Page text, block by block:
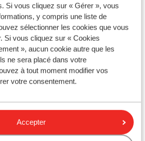
Si vous cliquez sur « Gérer », vous
y compris une liste de
sélectionner les cookies que vous
Si vous cliquez sur « Cookies
», aucun cookie autre que les
ne sera placé dans votre
à tout moment modifier vos
votre consentement.
Accepter
environ 50 mètres
ville: environ 4,0 kilomètres
environ 12 kilomètres
de bus environ 50 mètres
distributeur d'argent environ 50
le plus proche environ 50